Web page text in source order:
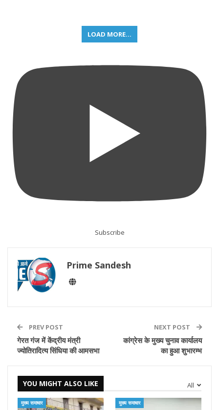
LOAD MORE...
Subscribe
Prime Sandesh
PREV POST
गेरत गंज में केंद्रीय मंत्री
ज्योतिरादित्य सिंधिया की आमसभा
NEXT POST
कांग्रेस के मुख्य चुनाव कार्यालय
का हुआ शुभारम्भ
All
YOU MIGHT ALSO LIKE
मुख्य समाचार मुख्य समाचार